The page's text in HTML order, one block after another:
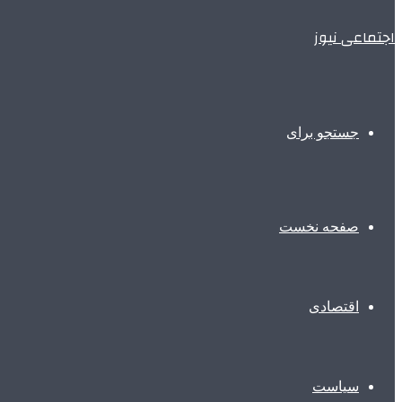
اجتماعی نیوز
جستجو برای
صفحه نخست
اقتصادی
سیاست